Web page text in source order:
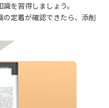
を習得しましょう。
定着が確認できたら、添削